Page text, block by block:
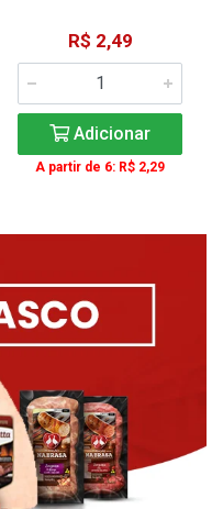
R$ 2,49
Adicionar
A partir de 6: R$ 2,29